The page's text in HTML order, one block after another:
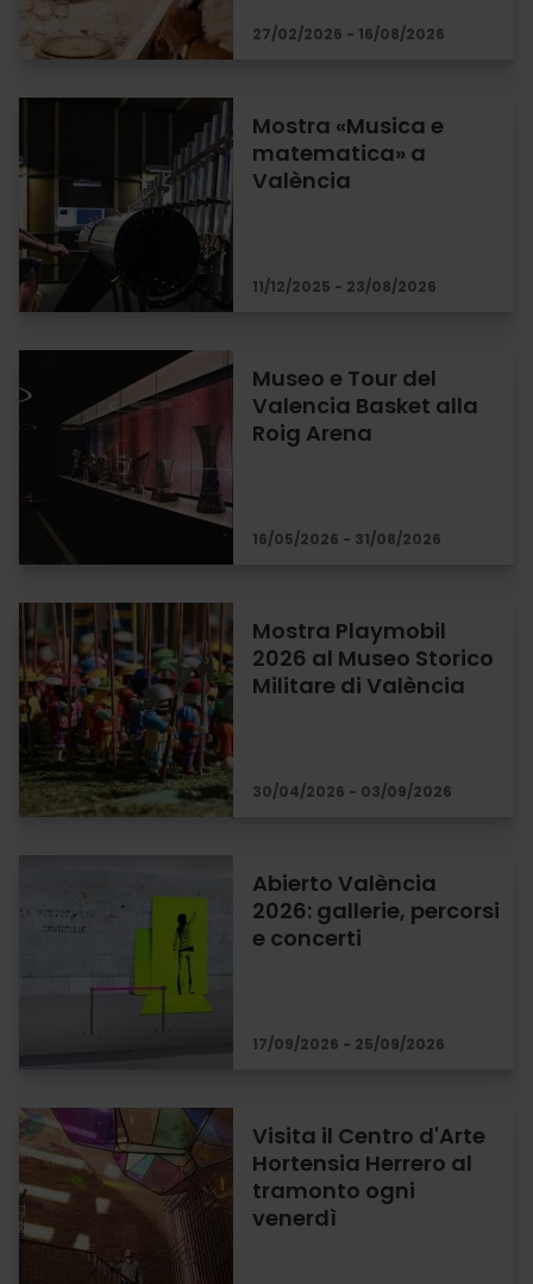
27/02/2026 - 16/08/2026
Mostra «Musica e
matematica» a
València
11/12/2025 - 23/08/2026
Museo e Tour del
Valencia Basket alla
Roig Arena
16/05/2026 - 31/08/2026
Mostra Playmobil
2026 al Museo Storico
Militare di València
30/04/2026 - 03/09/2026
Abierto València
2026: gallerie, percorsi
e concerti
17/09/2026 - 25/09/2026
Visita il Centro d'Arte
Hortensia Herrero al
tramonto ogni
venerdì